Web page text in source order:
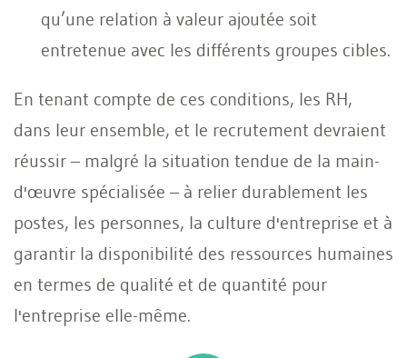
qu’une relation à valeur ajoutée soit
entretenue avec les différents groupes cibles.
En tenant compte de ces conditions, les RH,
dans leur ensemble, et le recrutement devraient
réussir – malgré la situation tendue de la main-
d'œuvre spécialisée – à relier durablement les
postes, les personnes, la culture d'entreprise et à
garantir la disponibilité des ressources humaines
en termes de qualité et de quantité pour
l'entreprise elle-même.